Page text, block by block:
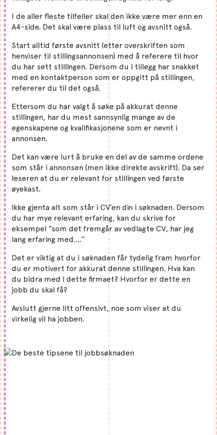
I de aller fleste tilfeller skal den ikke være mer enn en
A4-side. Det skal være plass til luft og avsnitt også.
Start alltid første avsnitt (etter overskriften som
henviser til stillingsannonsen) med å referere til hvor
du har sett stillingen. Dersom du i tillegg har snakket
med en kontaktperson som er oppgitt på stillingen,
refererer du til det også.
Ettersom du har valgt å søke på akkurat denne
stillingen, har du mest sannsynlig mange av de
egenskapene og kvalifikasjonene som er nevnt i
annonsen.
Det kan være lurt å bruke en del av de samme ordene
som står i annonsen (men ikke direkte avskrift). Da ser
leseren at du er relevant for stillingen ved første
øyekast.
Ikke gjenta alt som står i CV’en din i søknaden. Dersom
du har mye relevant erfaring, kan du skrive for
eksempel ”som det fremgår av vedlagte CV, har jeg
lang erfaring med….”
Det er viktig at du i søknaden får tydelig fram hvorfor
du er motivert for akkurat denne stillingen. Hva kan
du bidra med i dette firmaet? Hvorfor er dette en
jobb du skal få?
Avslutt gjerne litt offensivt, noe som viser at du
virkelig vil ha jobben.